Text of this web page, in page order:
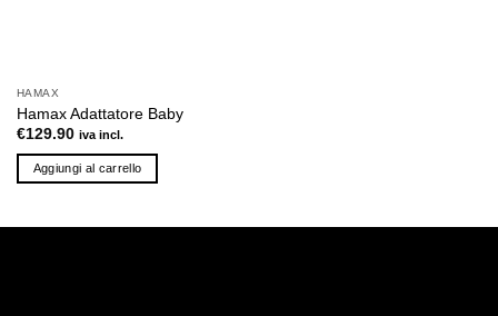
HAMAX
Hamax Adattatore Baby
€129.90 iva incl.
Aggiungi al carrello